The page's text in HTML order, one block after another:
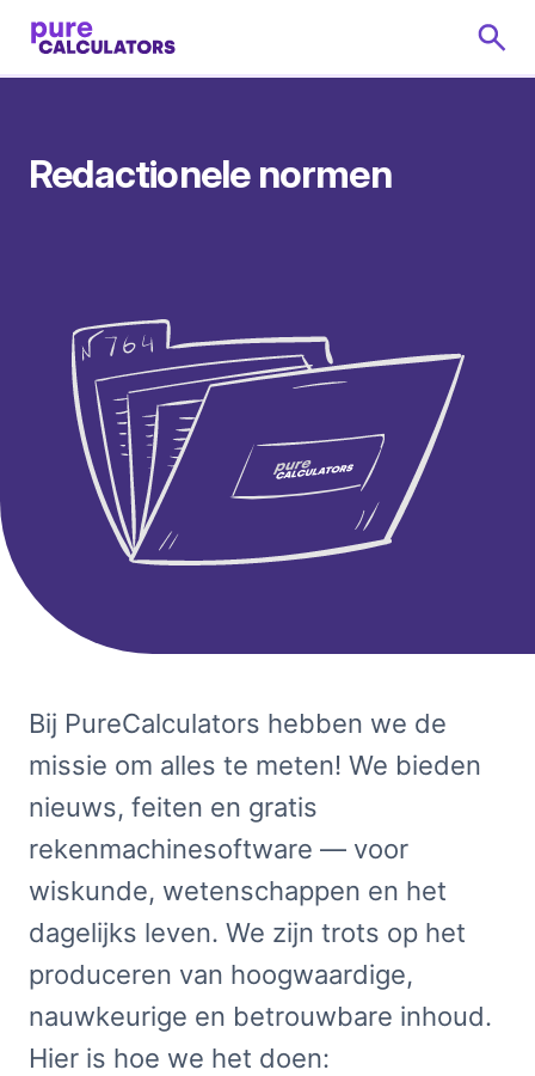
Redactionele normen
Bij PureCalculators hebben we de
missie om alles te meten! We bieden
nieuws, feiten en gratis
rekenmachinesoftware — voor
wiskunde, wetenschappen en het
dagelijks leven. We zijn trots op het
produceren van hoogwaardige,
nauwkeurige en betrouwbare inhoud.
Hier is hoe we het doen: